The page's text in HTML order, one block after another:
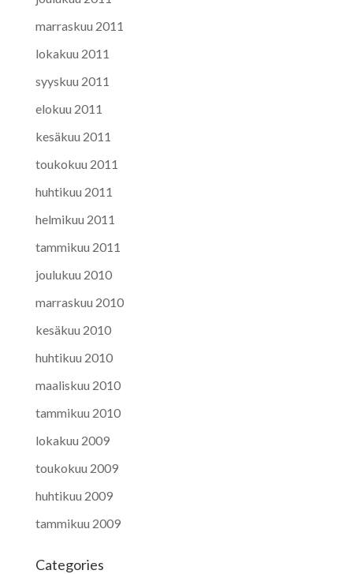
marraskuu 2011
lokakuu 2011
syyskuu 2011
elokuu 2011
kesäkuu 2011
toukokuu 2011
huhtikuu 2011
helmikuu 2011
tammikuu 2011
joulukuu 2010
marraskuu 2010
kesäkuu 2010
huhtikuu 2010
maaliskuu 2010
tammikuu 2010
lokakuu 2009
toukokuu 2009
huhtikuu 2009
tammikuu 2009
Categories